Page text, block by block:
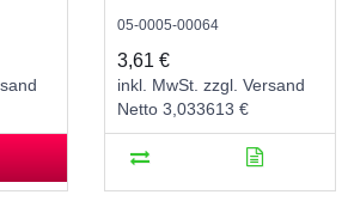
SO-16, 5V High-Speed
CMOS, -55..125 °C
05-0005-00064
3,61 €
inkl. MwSt. zzgl. Versand
Netto 3,033613 €